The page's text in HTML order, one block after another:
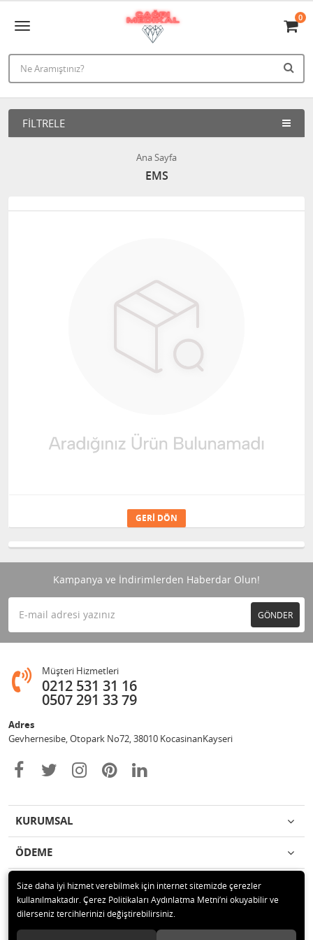
0
FILTRELE
Ana Sayfa
EMS
GERI DÖN
Kampanya ve İndirimlerden Haberdar Olun!
GÖNDER
Müşteri Hizmetleri
0212 531 31 16
0507 291 33 79
Adres
Gevhernesibe, Otopark No72, 38010 KocasinanKayseri
KURUMSAL
ÖDEME
İLETİŞİM
© 2020 Çağrı Medikal Tekerlekli Sandalye Mağazası Tüm hakları saklıdır.
Size daha iyi hizmet verebilmek için internet sitemizde çerezler
kullanılmaktadır. Çerez Politikaları Aydınlatma Metni’ni okuyabilir ve
dilerseniz tercihlerinizi değiştirebilirsiniz.